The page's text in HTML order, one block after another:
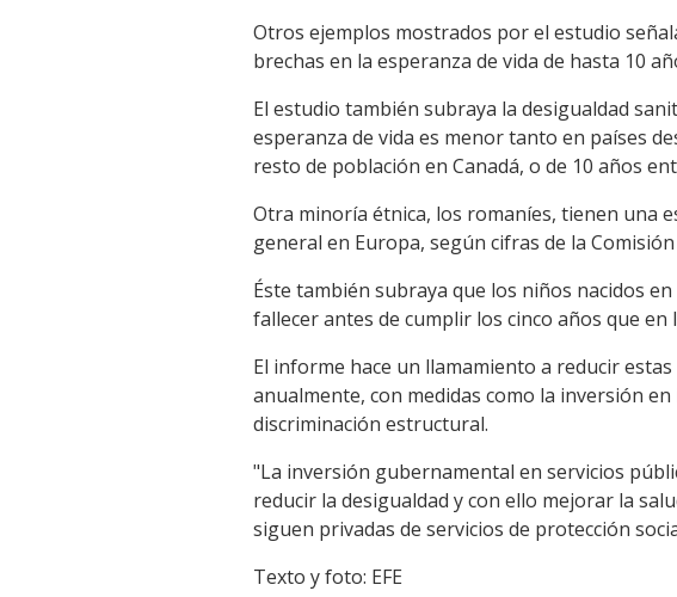
Otros ejemplos mostrados por el estudio
brechas en la esperanza de vida de hasta 10
El estudio también subraya la desigualdad
esperanza de vida es menor tanto en países
resto de población en Canadá, o de 10 años
Otra minoría étnica, los romaníes, tienen una
general en Europa, según cifras de la
Éste también subraya que los niños nacidos
fallecer antes de cumplir los cinco años que en
El informe hace un llamamiento a reducir
anualmente, con medidas como la inversión
discriminación estructural.
"La inversión gubernamental en servicios
reducir la desigualdad y con ello mejorar la
siguen privadas de servicios de protección
Texto y foto: EFE